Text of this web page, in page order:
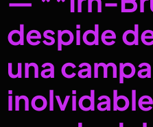
despide
una